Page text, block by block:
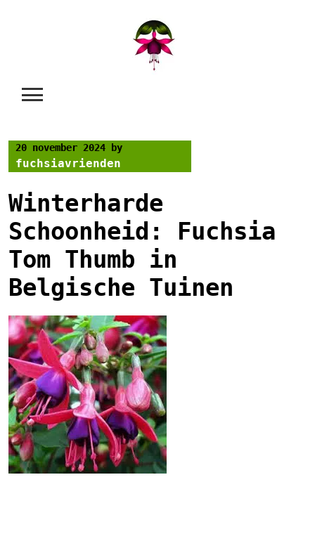
20 november 2024 by
fuchsiavrienden
Winterharde
Schoonheid: Fuchsia
Tom Thumb in
Belgische Tuinen